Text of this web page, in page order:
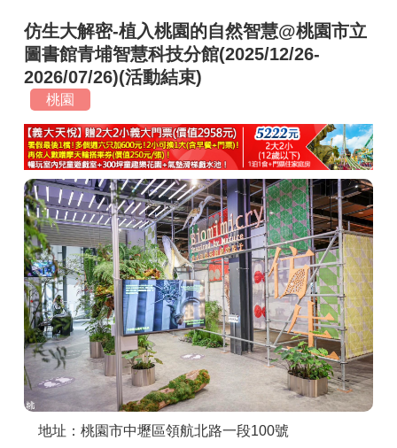
最新留言
商家合作
推薦景點
討論區
聯絡我們
APP下載
仿生大解密-植入桃園的自然智慧@桃園市立
圖書館青埔智慧科技分館(2025/12/26-
2026/07/26)(活動結束)
桃園
地址：桃園市中壢區領航北路一段100號